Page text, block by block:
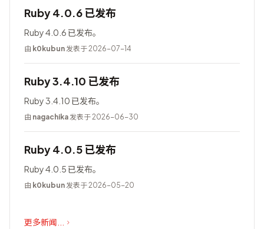
Ruby 4.0.6 已发布
Ruby 4.0.6 已发布。
由 k0kubun发表于 2026-07-14
Ruby 3.4.10 已发布
Ruby 3.4.10 已发布。
由 nagachika发表于 2026-06-30
Ruby 4.0.5 已发布
Ruby 4.0.5 已发布。
由 k0kubun发表于 2026-05-20
更多新闻...